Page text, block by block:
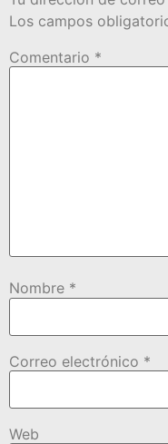
Los campos
Comentario *
Nombre *
Correo electrónico *
Web